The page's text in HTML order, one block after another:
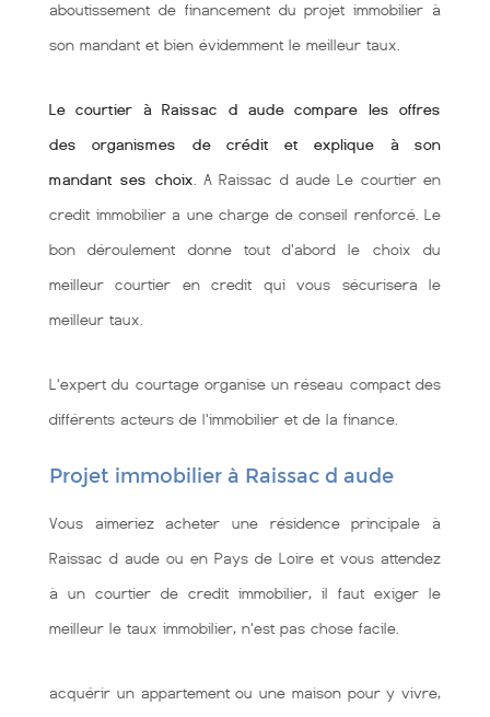
aboutissement de financement du projet immobilier à
son mandant et bien évidemment le meilleur taux.
Le courtier à Raissac d aude compare les offres
des organismes de crédit et explique à son
mandant ses choix . A Raissac d aude Le courtier en
credit immobilier a une charge de conseil renforcé. Le
bon déroulement donne tout d'abord le choix du
meilleur courtier en credit qui vous sécurisera le
meilleur taux.
L'expert du courtage organise un réseau compact des
différents acteurs de l'immobilier et de la finance.
Projet immobilier à Raissac d aude
Vous aimeriez acheter une résidence principale à
Raissac d aude ou en Pays de Loire et vous attendez
à un courtier de credit immobilier, il faut exiger le
meilleur le taux immobilier, n'est pas chose facile.
acquérir un appartement ou une maison pour y vivre,